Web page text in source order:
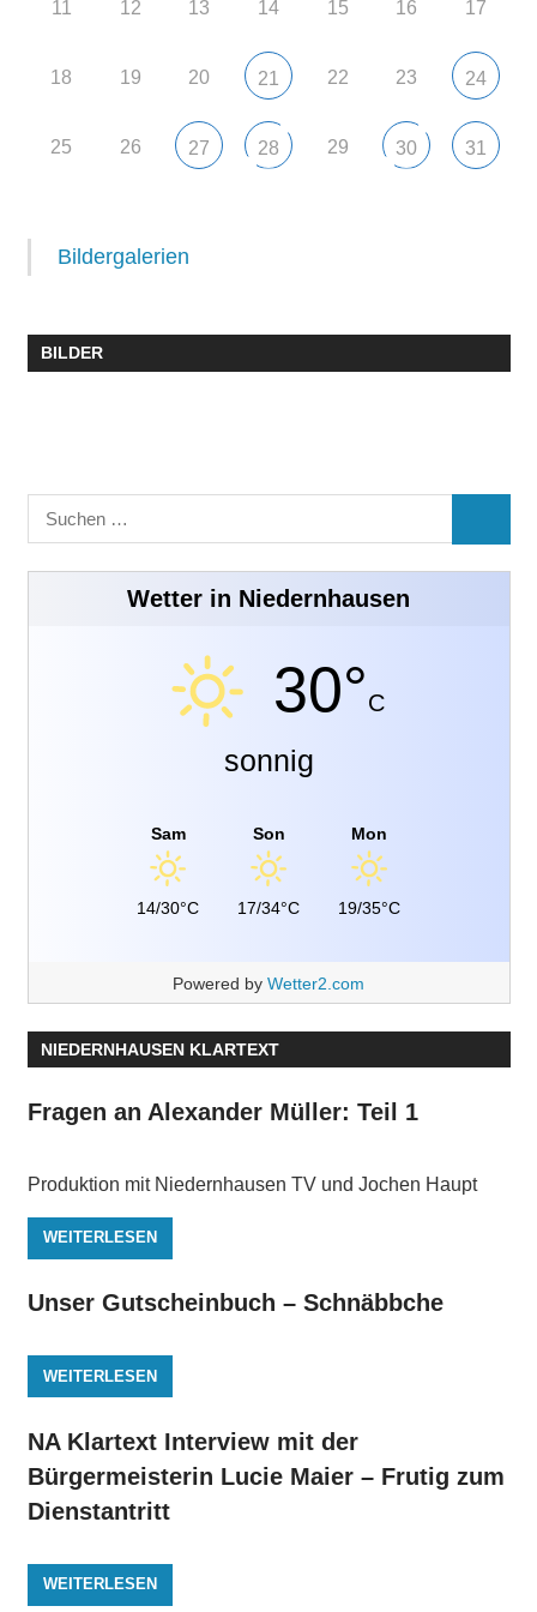
11 12 13 14 15 16 17
18 19 20 21 22 23 24
25 26 27 28 29 30 31
Bildergalerien
BILDER
Suchen
nach:
Wetter in Niedernhausen
30°C
sonnig
Sam
14/30°C
Son
17/34°C
Mon
19/35°C
Powered by Wetter2.com
NIEDERNHAUSEN KLARTEXT
Fragen an Alexander Müller: Teil 1
Produktion mit Niedernhausen TV und Jochen Haupt
WEITERLESEN
Unser Gutscheinbuch – Schnäbbche
WEITERLESEN
NA Klartext Interview mit der
Bürgermeisterin Lucie Maier – Frutig zum
Dienstantritt
WEITERLESEN